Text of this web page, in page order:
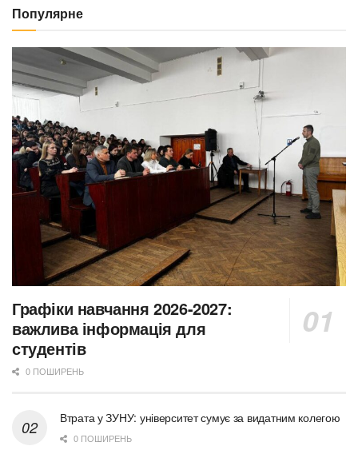
Популярне
Графіки навчання 2026-2027:
важлива інформація для
студентів
0 ПОШИРЕНЬ
Втрата у ЗУНУ: університет сумує за видатним колегою
0 ПОШИРЕНЬ